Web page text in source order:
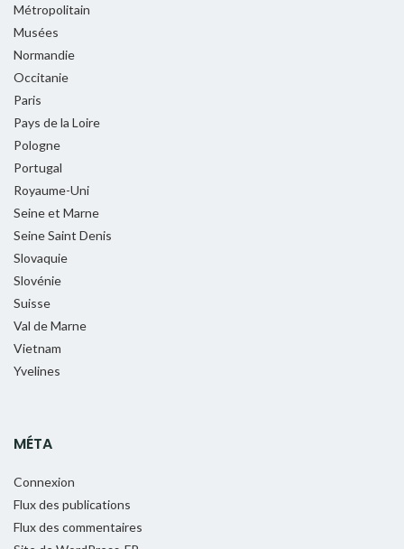
Métropolitain
Musées
Normandie
Occitanie
Paris
Pays de la Loire
Pologne
Portugal
Royaume-Uni
Seine et Marne
Seine Saint Denis
Slovaquie
Slovénie
Suisse
Val de Marne
Vietnam
Yvelines
MÉTA
Connexion
Flux des publications
Flux des commentaires